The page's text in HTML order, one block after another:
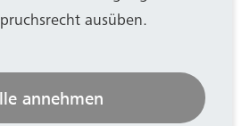
Stadtarchiv und
Bonn)
ausüben.
annehmen